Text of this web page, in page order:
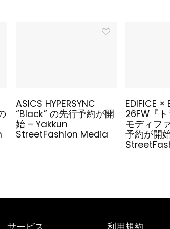
ASICS HYPERSYNC
“Black” の先行予約が開
始 – Yakkun
StreetFashion Media
EDIFICE
26FW『
モディフ
予約が開